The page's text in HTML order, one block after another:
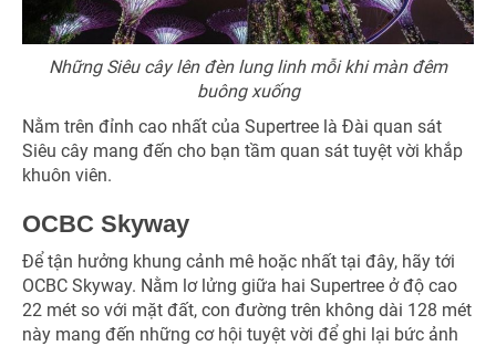
Những Siêu cây lên đèn lung linh mỗi khi màn đêm
buông xuống
Nằm trên đỉnh cao nhất của Supertree là Đài quan sát
Siêu cây mang đến cho bạn tầm quan sát tuyệt vời khắp
khuôn viên.
OCBC Skyway
Để tận hưởng khung cảnh mê hoặc nhất tại đây, hãy tới
OCBC Skyway. Nằm lơ lửng giữa hai Supertree ở độ cao
22 mét so với mặt đất, con đường trên không dài 128 mét
này mang đến những cơ hội tuyệt vời để ghi lại bức ảnh